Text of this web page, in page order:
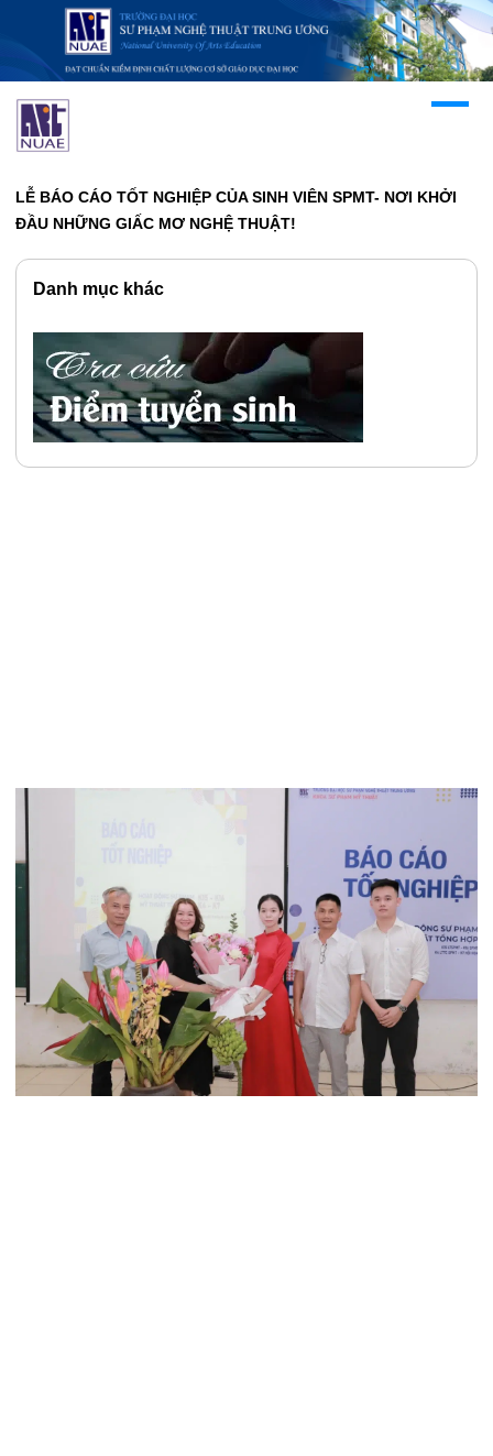
LỄ BÁO CÁO TỐT NGHIỆP CỦA SINH VIÊN SPMT- NƠI KHỞI
ĐẦU NHỮNG GIẤC MƠ NGHỆ THUẬT!
Danh mục khác